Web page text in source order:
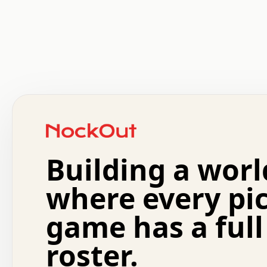
.   +   .   .   o   .   .   .   .   .   .   :   .
.   .   .   o   .   .   .   .   .   .   .   .   x   .
.   .   .   .   +   .   .   .   .   .   .   .   +
.   :   .   .   .   .   .   .   .   .   o   .   .
.   .   .   x   .   .   .   .   .   .   :   .   .   o
.   .   .   .   :   .   .   .   .   o   .   .   .
+   .   .   :   .   .   .   .   .   .   .   .   .
.   .   .   .   .   .   .   :   .   .   .   .   .
.   .   .   .   .   .   .   +   .   .   x   .   .
.   .   .   .   .   :   +   .   .   .   .   .   o
Building a
where every
game has a full
roster.